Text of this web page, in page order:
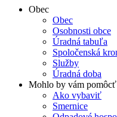
Obec
Obec
Osobnosti obce
Úradná tabuľa
Spoločenská
Služby
Úradná doba
Mohlo by vám pomôcť
Ako vybaviť
Smernice